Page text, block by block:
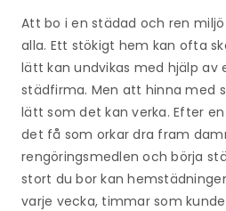
Att bo i en städad och ren
alla. Ett stökigt hem kan ofta
lätt kan undvikas med hjälp av
städfirma. Men att hinna med
lätt som det kan verka. Efter
det få som orkar dra fram
rengöringsmedlen och börja
stort du bor kan
varje vecka, timmar som